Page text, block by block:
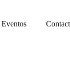
Eventos